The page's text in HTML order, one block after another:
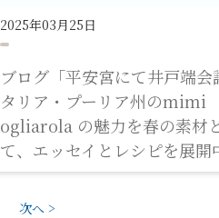
2025年03月25日
ブログ「平安宮にて井戸端会
タリア・プーリア州のmimi
ogliarola の魅力を春の素材
て、エッセイとレシピを展開
次へ >